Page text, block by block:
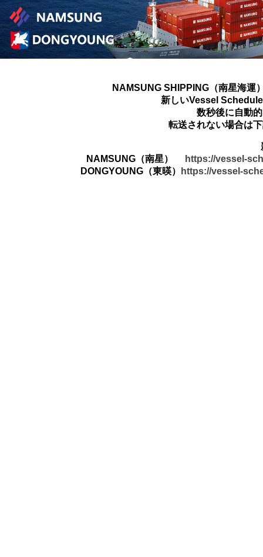
NAMSUNG SHIPPING（南星海運
新しいVessel
数秒後に自動
転送されない場合は
NAMSUNG（南星）
https://vessel-
DONGYOUNG（東暎）
https://vessel-